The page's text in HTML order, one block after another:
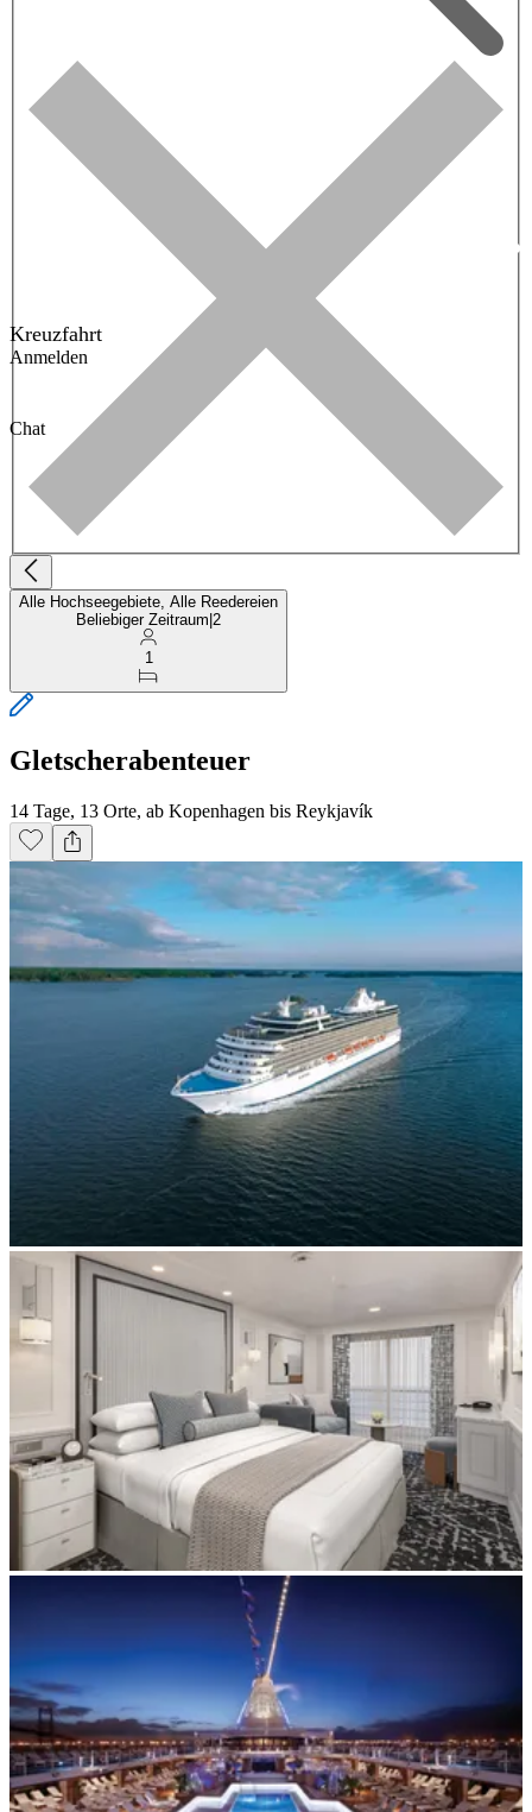
Kreuzfahrt
Anmelden
Chat
Alle Hochseegebiete, Alle Reedereien
Beliebiger Zeitraum 2
1
Gletscherabenteuer
14 Tage, 13 Orte, ab Kopenhagen bis Reykjavík